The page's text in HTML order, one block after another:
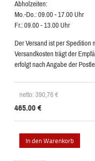
Abholzeiten:
Mo.-Do.: 09.00 - 17.00 Uhr
Fr.: 09.00 - 13.00 Uhr
Der Versand ist per Spedition
Versandkosten trägt der
erfolgt nach Angabe der
netto: 390,76 €
465.00 €